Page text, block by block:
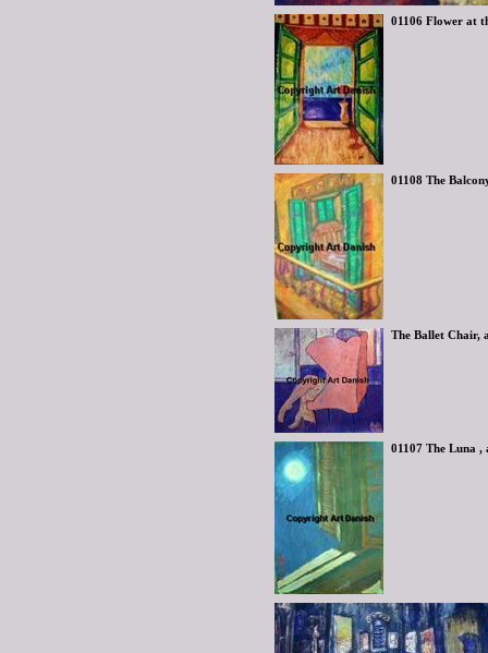
01106 Flower at
01108 The
The Ballet Chair,
01107 The Luna